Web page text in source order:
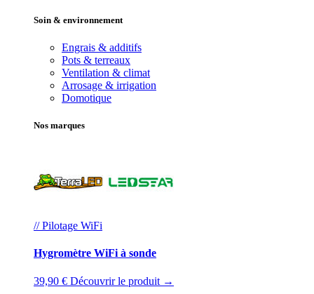
Soin & environnement
Engrais & additifs
Pots & terreaux
Ventilation & climat
Arrosage & irrigation
Domotique
Nos marques
// Pilotage WiFi
Hygromètre WiFi à sonde
39,90 € Découvrir le produit →